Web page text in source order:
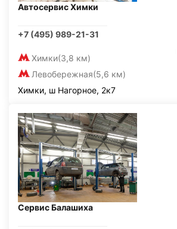
Автосервис Химки
+7 (495) 989-21-31
Химки(3,8 км)
Левобережная(5,6 км)
Химки, ш Нагорное, 2к7
Сервис Балашиха